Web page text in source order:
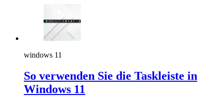
windows 11
So verwenden Sie die Taskleiste in
Windows 11